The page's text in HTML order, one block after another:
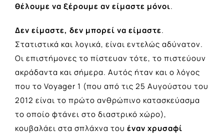
θέλουμε να ξέρουμε αν είμαστε μόνοι.
Δεν είμαστε, δεν μπορεί να είμαστε.
Στατιστικά και λογικά, είναι εντελώς αδύνατον.
Οι επιστήμονες το πίστευαν τότε, το πιστεύουν
ακράδαντα και σήμερα. Αυτός ήταν και ο λόγος
που το Voyager 1 (που από τις 25 Αυγούστου του
2012 είναι το πρώτο ανθρώπινο κατασκεύασμα
το οποίο φτάνει στο διαστρικό χώρο),
κουβαλάει στα σπλάχνα του έναν χρυσαφί